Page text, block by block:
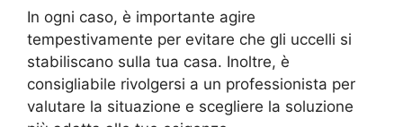
In ogni caso, è importante agire
tempestivamente per evitare che gli uccelli si
stabiliscano sulla tua casa. Inoltre, è
consigliabile rivolgersi a un professionista per
valutare la situazione e scegliere la soluzione